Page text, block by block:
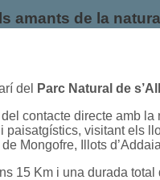
amants de la natura
del Parc Natural de
contacte directe amb
visitant els
Mongofre, Illots
15 Km i una durada